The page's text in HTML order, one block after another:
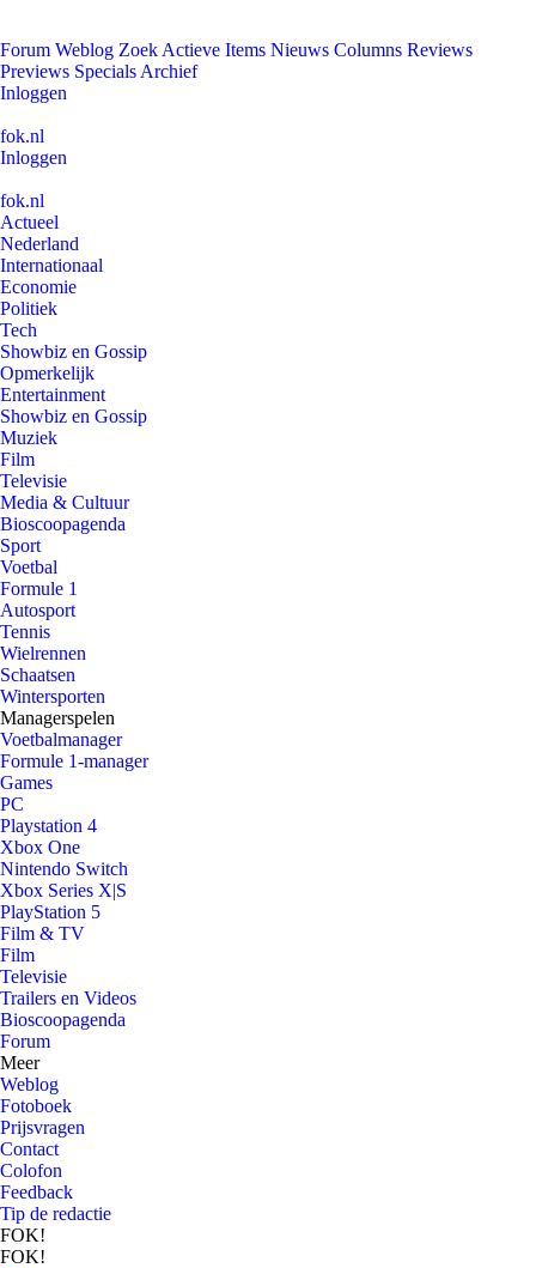
Forum Weblog Zoek Actieve Items Nieuws Columns Reviews
Previews Specials Archief
Inloggen
fok.nl
Inloggen
fok.nl
Actueel
Nederland
Internationaal
Economie
Politiek
Tech
Showbiz en Gossip
Opmerkelijk
Entertainment
Showbiz en Gossip
Muziek
Film
Televisie
Media & Cultuur
Bioscoopagenda
Sport
Voetbal
Formule 1
Autosport
Tennis
Wielrennen
Schaatsen
Wintersporten
Managerspelen
Voetbalmanager
Formule 1-manager
Games
PC
Playstation 4
Xbox One
Nintendo Switch
Xbox Series X|S
PlayStation 5
Film & TV
Film
Televisie
Trailers en Videos
Bioscoopagenda
Forum
Meer
Weblog
Fotoboek
Prijsvragen
Contact
Colofon
Feedback
Tip de redactie
FOK!
FOK!